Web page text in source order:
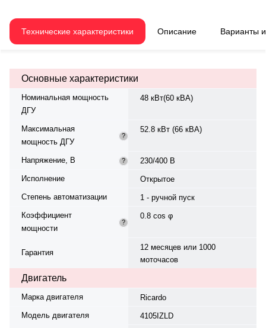
механический регулятором
оборотов. Объём двигателя —
смазки — 16 л. Частота
вращения — 1500 об/мин.
230/400 В, 50 Гц, класс изоляции
H. Расход топлива: 9.7 л/ч при
SMARTGEN 6120U, степень
защиты IP 23. Время автономной
ч. Вес — 1150 кг, габариты:
1950×900×1200 мм.
12 месяцев или 1000 моточасов.
Технические характеристики Описание Варианты
Основные характеристики
Номинальная мощность
ДГУ
48 кВт(60 кВА)
Максимальная
мощность ДГУ
?
52.8 кВт (66 кВА)
Напряжение, В ?
230/400 В
Исполнение
Открытое
Степень автоматизации
1 - ручной пуск
Коэффициент
мощности
?
0.8 cos φ
Гарантия
12 месяцев или 1000
моточасов
Двигатель
Марка двигателя
Ricardo
Модель двигателя
4105IZLD